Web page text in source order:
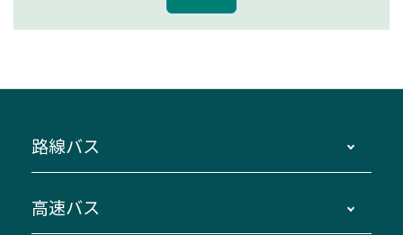
路線バス
主要停留所案内図・時刻表
高速バス